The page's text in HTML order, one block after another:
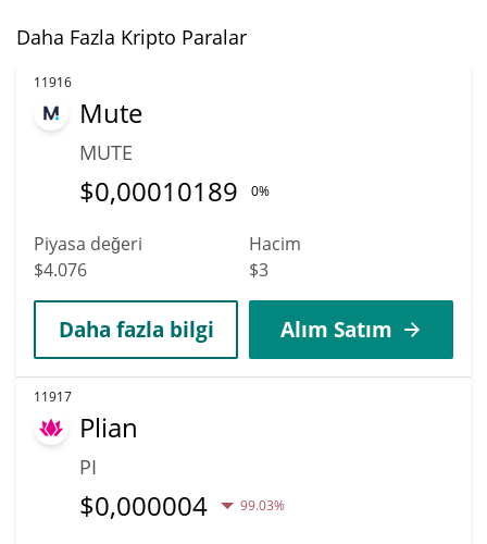
Daha Fazla Kripto Paralar
11916
Mute
MUTE
$0,00010189 0%
Piyasa değeri
$4.076
Hacim
$3
Daha fazla bilgi Alım Satım
11917
Plian
PI
$0,000004 99.03%